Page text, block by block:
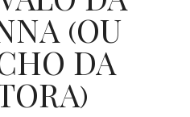
(OU
DA